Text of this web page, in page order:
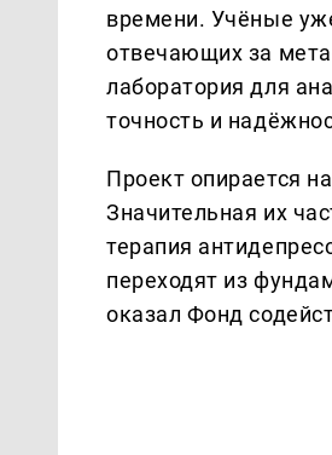
времени. Учёные
отвечающих за
лаборатория для
точность и
Проект опирается
Значительная их
терапия
переходят из
оказал Фонд